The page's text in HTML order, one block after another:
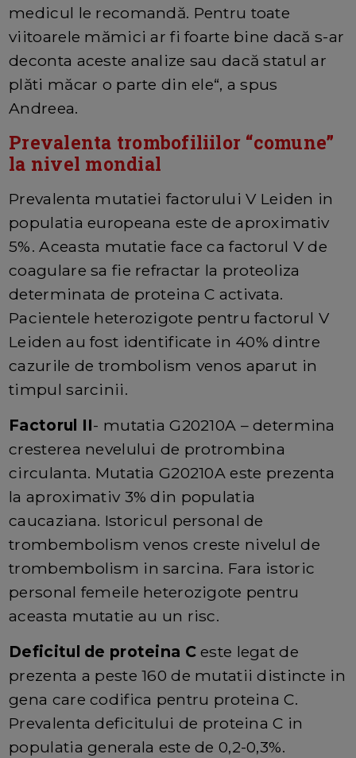
medicul le recomandă. Pentru toate
viitoarele mămici ar fi foarte bine dacă s-ar
deconta aceste analize sau dacă statul ar
plăti măcar o parte din ele“, a spus
Andreea.
Prevalenta trombofiliilor “comune”
la nivel mondial
Prevalenta mutatiei factorului V Leiden in
populatia europeana este de aproximativ
5%. Aceasta mutatie face ca factorul V de
coagulare sa fie refractar la proteoliza
determinata de proteina C activata.
Pacientele heterozigote pentru factorul V
Leiden au fost identificate in 40% dintre
cazurile de trombolism venos aparut in
timpul sarcinii.
Factorul II- mutatia G20210A – determina
cresterea nevelului de protrombina
circulanta. Mutatia G20210A este prezenta
la aproximativ 3% din populatia
caucaziana. Istoricul personal de
trombembolism venos creste nivelul de
trombembolism in sarcina. Fara istoric
personal femeile heterozigote pentru
aceasta mutatie au un risc.
Deficitul de proteina Ceste legat de
prezenta a peste 160 de mutatii distincte in
gena care codifica pentru proteina C.
Prevalenta deficitului de proteina C in
populatia generala este de 0,2-0,3%.